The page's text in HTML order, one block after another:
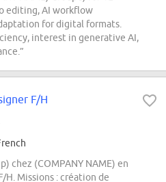
editing, AI workflow
for digital formats.
interest in generative AI,
F/H
chez (COMPANY NAME) en
Missions : création de